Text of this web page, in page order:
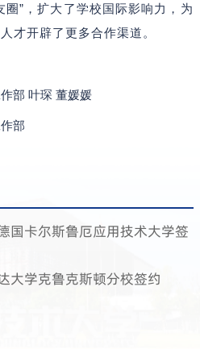
圈”，扩大了学校国际影响力，为
才开辟了更多合作渠道。
部 叶琛 董媛媛
部
国卡尔斯鲁厄应用技术大学签
大学克鲁克斯顿分校签约